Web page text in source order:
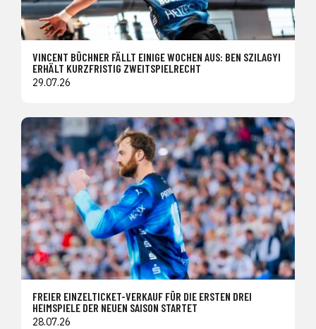
VINCENT BÜCHNER FÄLLT EINIGE WOCHEN AUS: BEN SZILAGYI
ERHÄLT KURZFRISTIG ZWEITSPIELRECHT
29.07.26
FREIER EINZELTICKET-VERKAUF FÜR DIE ERSTEN DREI
HEIMSPIELE DER NEUEN SAISON STARTET
28.07.26